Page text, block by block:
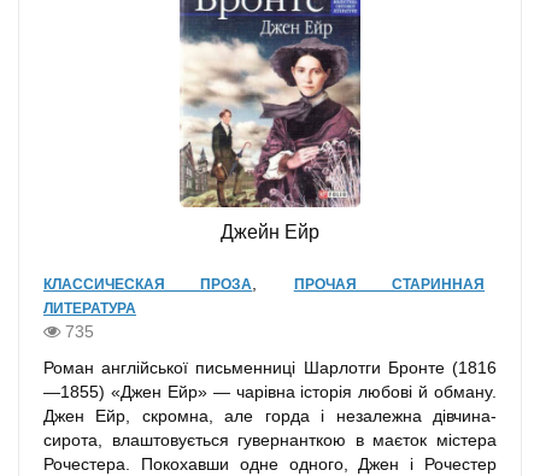
Джейн Ейр
КЛАССИЧЕСКАЯ ПРОЗА,
ПРОЧАЯ СТАРИННАЯ
ЛИТЕРАТУРА
735
Роман англійської письменниці Шарлотги Бронте (1816
—1855) «Джен Ейр» — чарівна історія любові й обману.
Джен Ейр, скромна, але горда і незалежна дівчина-
сирота, влаштовується гувернанткою в маєток містера
Рочестера. Покохавши одне одного, Джен і Рочестер